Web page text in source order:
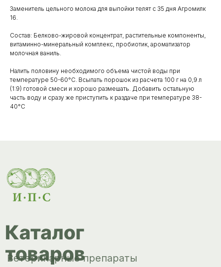
Заменитель цельного молока для выпойки телят с 35 дня Агромилк
16.
Состав: Белково-жировой концентрат, растительные компоненты,
витаминно-минеральный комплекс, пробиотик, ароматизатор
молочная ваниль.
Налить половину необходимого объема чистой воды при
температуре 50-60°C. Всыпать порошок из расчета 100 г на 0,9 л
(1:9) готовой смеси и хорошо размешать. Добавить остальную
часть воду и сразу же приступить к раздаче при температуре 38-
40°C
Каталог
товаров
Доставка и
оплата
Ветеринарные препараты
Корма, кормовые добавки
Изделия ветеринарного назначения
Сопутствующие товары